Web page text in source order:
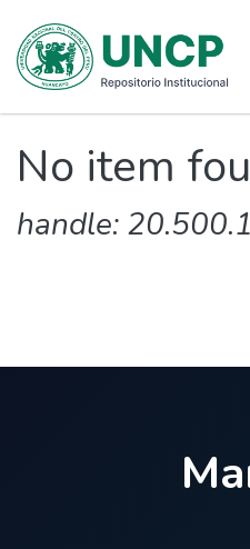
No item
handle: